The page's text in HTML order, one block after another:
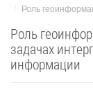
Роль
Роль
задачах
информации